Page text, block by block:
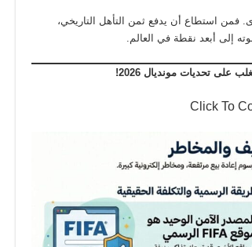
فمن استطاع أن يدفع ثمن التأهل التاريخي،
إلى أبعد نقطة في العالم.
تحديات مونديال 2026!
Click To